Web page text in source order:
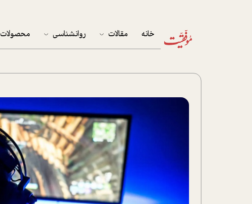
خانه مقالات
پرونده ویژه
زندگی
نوجوان
کار
روانشناسی محصولات